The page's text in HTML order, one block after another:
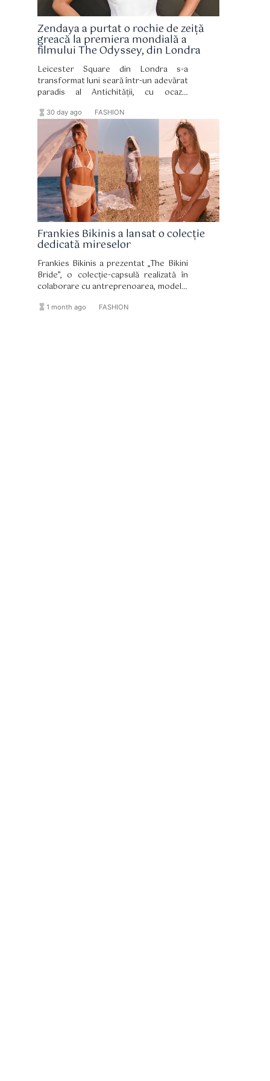
Zendaya a purtat o rochie de zeiță
greacă la premiera mondială a
filmului The Odyssey, din Londra
Leicester Square din Londra s-a
transformat luni seară într-un adevărat
paradis al Antichității, cu ocazia
film epic The Odyssey.
hourglass_full 30 day ago FASHION
Frankies Bikinis a lansat o colecție
dedicată mireselor
Frankies Bikinis a prezentat „The Bikini
Bride”, o colecție-capsulă realizată în
colaborare cu antreprenoarea, modelul
Lorenze.
hourglass_full 1 month ago FASHION